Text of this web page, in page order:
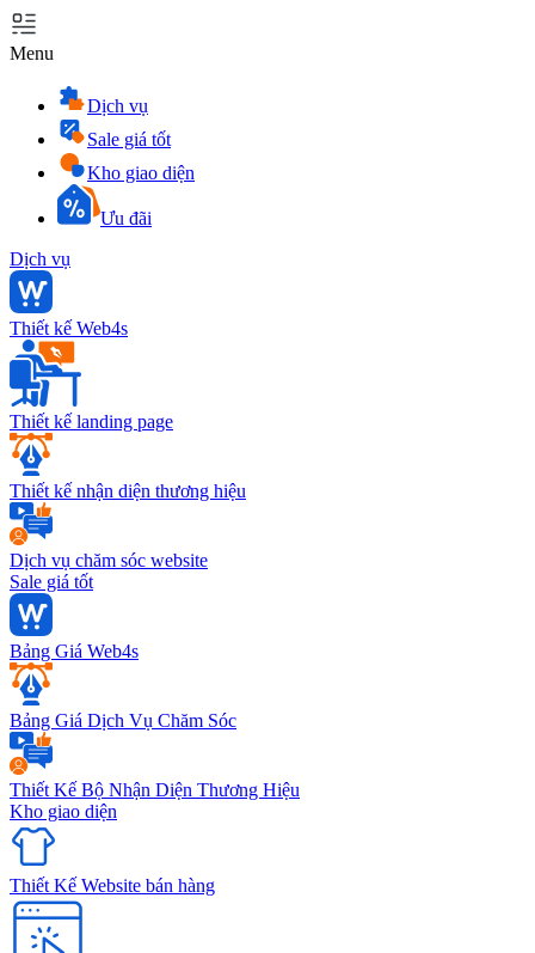
Menu
Dịch vụ
Sale giá tốt
Kho giao diện
Ưu đãi
Dịch vụ
Thiết kế Web4s
Thiết kế landing page
Thiết kế nhận diện thương hiệu
Dịch vụ chăm sóc website
Sale giá tốt
Bảng Giá Web4s
Bảng Giá Dịch Vụ Chăm Sóc
Thiết Kế Bộ Nhận Diện Thương Hiệu
Kho giao diện
Thiết Kế Website bán hàng